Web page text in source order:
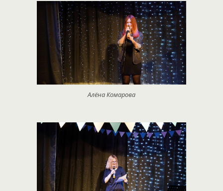
Алёна Комарова